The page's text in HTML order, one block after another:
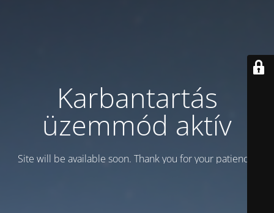
Karbantartás
üzemmód aktív
Site will be available soon. Thank you for your patience!